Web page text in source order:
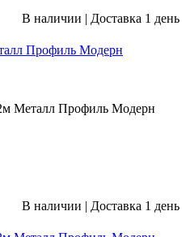
В наличии | Доставка 1 день
Профиль Модерн
Металл Профиль Модерн
В наличии | Доставка 1 день